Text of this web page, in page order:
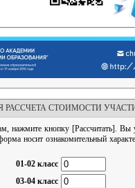
РАССЧЕТА СТОИМОСТИ
нажмите кнопку [Рассчитать]. Вы
носит ознакомительный
01-02 класс
03-04 класс